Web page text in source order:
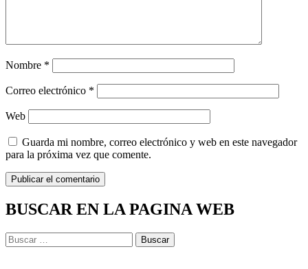
Nombre *
Correo electrónico *
Web
Guarda mi nombre, correo electrónico y web en este navegador
para la próxima vez que comente.
BUSCAR EN LA PAGINA WEB
Buscar: